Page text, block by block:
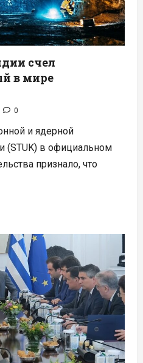
счел
в мире
0
и ядерной
(STUK) в официальном
признало, что